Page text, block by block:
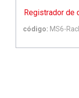
Registrador de
código: MS6-